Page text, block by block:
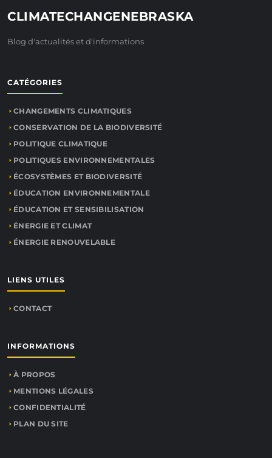
CLIMATECHANGENEBRASKA
Blog d'actualités et d'informations
CATÉGORIES
CHANGEMENTS CLIMATIQUES
CONSERVATION DE LA BIODIVERSITÉ
POLITIQUE CLIMATIQUE
POLITIQUES ENVIRONNEMENTALES
ÉCOSYSTÈMES ET BIODIVERSITÉ
ÉDUCATION ENVIRONNEMENTALE
ÉDUCATION ET SENSIBILISATION
ÉNERGIE ET CLIMAT
ÉNERGIE RENOUVELABLE
LIENS UTILES
CONTACT
INFORMATIONS
À PROPOS
MENTIONS LÉGALES
CONFIDENTIALITÉ
PLAN DU SITE